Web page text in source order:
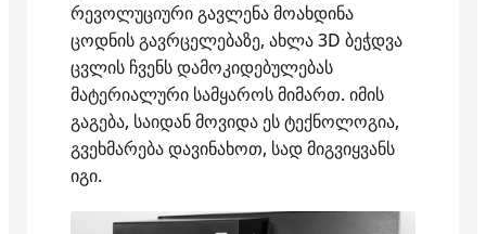
რევოლუციური გავლენა მოახდინა
ცოდნის გავრცელებაზე, ახლა 3D ბეჭდვა
ცვლის ჩვენს დამოკიდებულებას
მატერიალური სამყაროს მიმართ. იმის
გაგება, საიდან მოვიდა ეს ტექნოლოგია,
გვეხმარება დავინახოთ, სად მიგვიყვანს
იგი.